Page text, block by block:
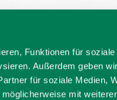
Funktionen für soziale
Außerdem geben wir
für soziale Medien,
mit